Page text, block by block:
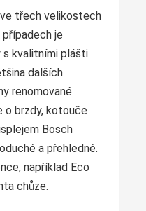
třech velikostech
případech je
s kvalitními plášti
dalších
renomované
o brzdy, kotouče
Bosch
a přehledné.
například Eco
chůze.